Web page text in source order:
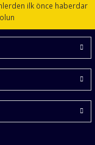
ilk önce haberdar